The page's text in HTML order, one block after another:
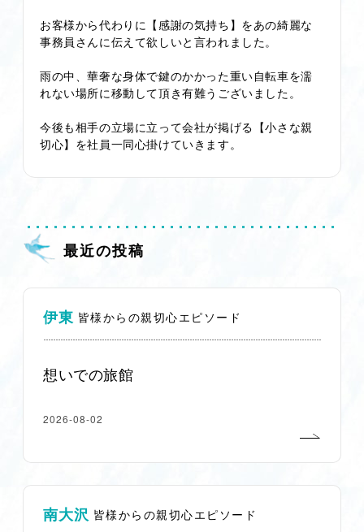
お客様から代わりに【感謝の気持ち】をあの綺麗な
事務員さんに伝えて欲しいと言われました。
雨の中、華奢な身体で鍵のかかった重い自転車を濡
れない場所に移動して頂き有難うございました。
今後も相手の立場に立って会社が掲げる【小さな親
切心】を社員一同心掛けていきます。
最近の投稿
伊東 皆様からの親切心エピソード
想いでの旅館
2026-08-02
南大沢 皆様からの親切心エピソード